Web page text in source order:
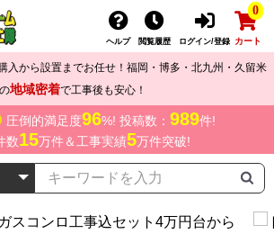
ヘルプ 閲覧履歴 ログイン/登録
0
カート
入から設置までお任せ！福岡・博多・北九州・久留米
の地域密着で工事後も安心！
圧倒的満足度96%! 投稿数： 989件!
数15万件＆工事実績5万件突破!